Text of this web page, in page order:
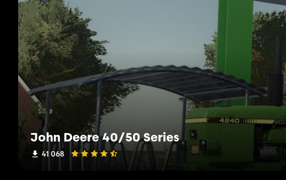
John Deere 40/50 Series
41 068